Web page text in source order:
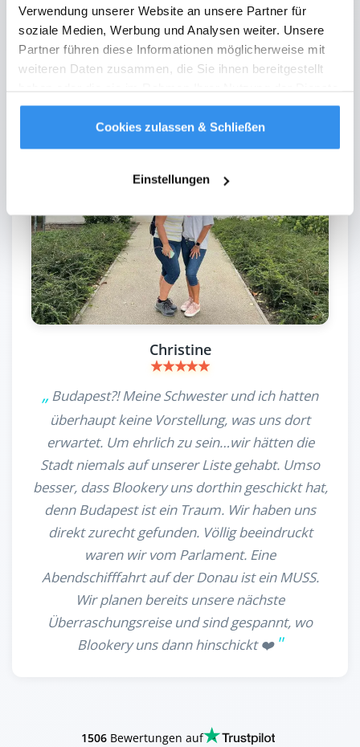
Verwendung unserer Website an unsere Partner für
soziale Medien, Werbung und Analysen weiter. Unsere
Partner führen diese Informationen möglicherweise mit
weiteren Daten zusammen, die Sie ihnen bereitgestellt
gesammelt haben.Weitere Infos
Cookies zulassen & Schließen
Einstellungen
Flughafen erfahren haben.
Christine
Budapest?! Meine Schwester und ich hatten
überhaupt keine Vorstellung, was uns dort
erwartet. Um ehrlich zu sein…wir hätten die
Stadt niemals auf unserer Liste gehabt. Umso
besser, dass Blookery uns dorthin geschickt hat,
denn Budapest ist ein Traum. Wir haben uns
direkt zurecht gefunden. Völlig beeindruckt
waren wir vom Parlament. Eine
Abendschifffahrt auf der Donau ist ein MUSS.
Wir planen bereits unsere nächste
Überraschungsreise und sind gespannt, wo
Blookery uns dann hinschickt ❤️
1506Bewertungen auf